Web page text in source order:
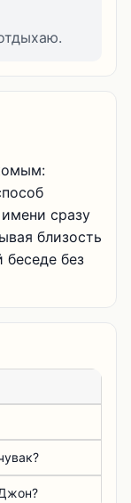
сразу
близость
беседе без